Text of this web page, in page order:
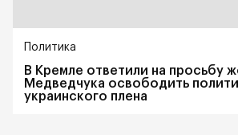
Политика
В Кремле ответили на просьбу
Медведчука освободить
украинского плена